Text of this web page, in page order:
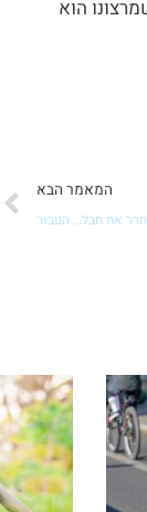
הוא
המאמר הבא
את חבל… הטבור